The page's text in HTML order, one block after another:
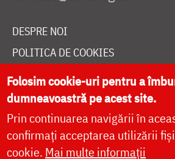
DESPRE NOI
POLITICA DE COOKIES
DONEAZĂ ONLINE PENTRU
LIVE
Folosim cookie-uri pentru a
dumneavoastră pe acest site.
Prin continuarea navigării în
confirmați acceptarea utilizării
cookie. Mai multe informații